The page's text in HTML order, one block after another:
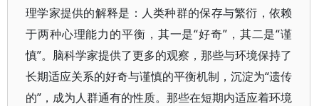
理学家提供的解释是：人类种群的保存与繁衍，依赖
于两种心理能力的平衡，其一是“好奇”，其二是“谨
慎”。脑科学家提供了更多的观察，那些与环境保持了
长期适应关系的好奇与谨慎的平衡机制，沉淀为“遗传
的”，成为人群通有的性质。那些在短期内适应着环境